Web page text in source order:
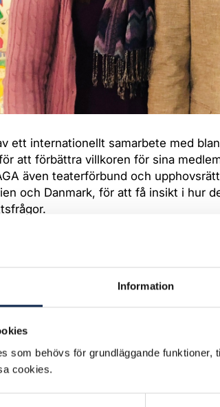
Information
som behövs för grundläggande funktioner,
cookies.
ett internationellt samarbete med
att förbättra villkoren för sina
även teaterförbund och
och Danmark, för att få insikt i hur
vi får från andra länder är vi nu en
ett frukostsamtal på Teaterförbundet
att en dag kunna vara minst 5000
är den största utmaningen att